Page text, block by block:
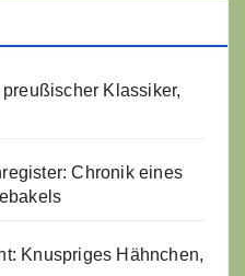
Klassiker,
Chronik eines
Knuspriges Hähnchen,